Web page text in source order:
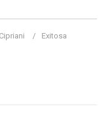
Cipriani
Exitosa